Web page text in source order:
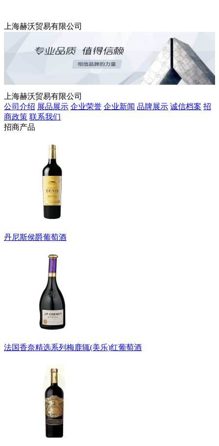
上海赫沃贸易有限公司
上海赫沃贸易有限公司
公司介绍 展品展示 企业荣誉 企业新闻 品牌展示 诚信档案 招
商政策 联系我们
招商产品
丹尼斯侯爵葡萄酒
法国香奈精选系列梅鹿辄(美乐)红葡萄酒